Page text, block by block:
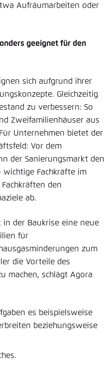
Aufräumarbeiten oder
geeignet für den
sich aufgrund ihrer
Gleichzeitig
zu verbessern: So
Zweifamilienhäuser aus
Unternehmen bietet der
Vor dem
der Sanierungsmarkt den
Fachkräfte im
den
ab.
in der Baukrise eine neue
für
zum
die Vorteile des
machen, schlägt Agora
es beispielsweise
beziehungsweise